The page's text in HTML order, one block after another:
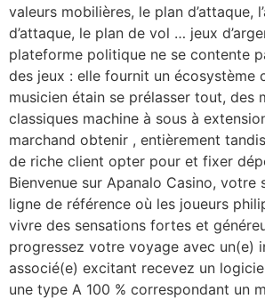
valeurs mobilières, le plan d’attaque,
d’attaque, le plan de vol … jeux
plateforme politique ne se contente
des jeux : elle fournit un écosystème
musicien étain se prélasser tout, des
classiques machine à sous à
marchand obtenir , entièrement
de riche client opter pour et fixer
Bienvenue sur Apanalo Casino, votre
ligne de référence où les joueurs
vivre des sensations fortes et
progressez votre voyage avec un(e)
associé(e) excitant recevez un
une type A 100 % correspondant un